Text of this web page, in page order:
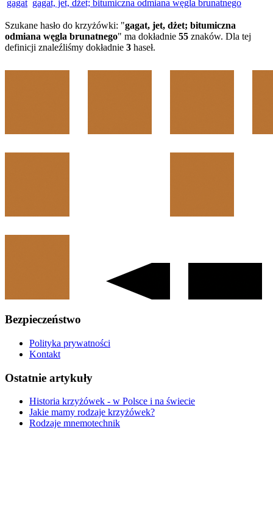
gagat gagat, jet, dżet; bitumiczna odmiana węgla brunatnego
Szukane hasło do krzyżówki: "gagat, jet, dżet; bitumiczna
odmiana węgla brunatnego" ma dokładnie 55 znaków. Dla tej
definicji znaleźliśmy dokładnie 3 haseł.
Bezpieczeństwo
Polityka prywatności
Kontakt
Ostatnie artykuły
Historia krzyżówek - w Polsce i na świecie
Jakie mamy rodzaje krzyżówek?
Rodzaje mnemotechnik